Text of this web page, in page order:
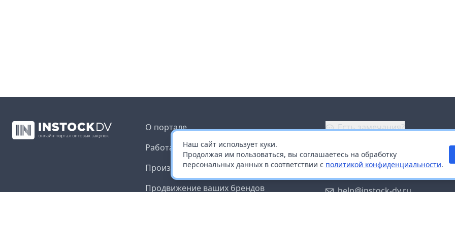
Наш сайт использует куки.
Продолжая им пользоваться, вы соглашаетесь на обработку
персональных данных в соответствии с политикой конфиденциальности.
О портале
Работа с платформой
Производителям и дистрибьюторам
Продвижение ваших брендов
Есть замечания?
Заказать звонок
help@instock-dv.ru